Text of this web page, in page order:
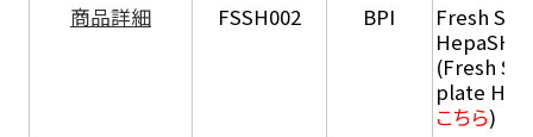
商品詳細
FSSH002 BPI
Fresh
HepaSH®
(Fresh
plate
こちら)